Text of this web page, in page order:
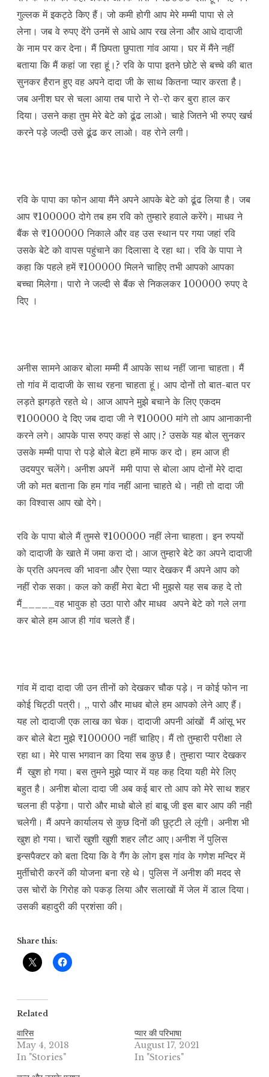
गुल्लक में इकट्ठे किए हैं। जो कमी होगी आप मेरे मम्मी पापा से ले
लेना। जब वे रुपए देंगे उनमें से आधे आप रख लेना और आधे दादाजी
के नाम पर कर देना। मैं छिपता छुपाता गांव आया। घर में मैंने नहीं
बताया कि मैं कहां जा रहा हूं।? रवि के पापा इतने छोटे से बच्चे की बात
सुनकर हैरान हुए वह अपने दादा जी के साथ कितना प्यार करता है।
जब अनीश घर से चला आया तब पारो ने रो-रो कर बुरा हाल कर
दिया। उसने कहा तुम मेरे बेटे को ढूंढ लाओ। चाहे जितने भी रुपए खर्च
करने पड़े जल्दी उसे ढूंढ कर लाओ। वह रोने लगी।
रवि के पापा का फोन आया मैंने अपने आपके बेटे को ढूंढ लिया है। जब
आप ₹100000 दोगे तब हम रवि को तुम्हारे हवाले करेंगे। माधव ने
बैंक से ₹100000 निकाले और वह उस स्थान पर गया जहां रवि
उसके बेटे को वापस पहुंचाने का दिलासा दे रहा था। रवि के पापा ने
कहा कि पहले हमें ₹100000 मिलने चाहिए तभी आपको आपका
बच्चा मिलेगा। पारो ने जल्दी से बैंक से निकलकर 100000 रुपए दे
दिए ।
अनीस सामने आकर बोला मम्मी मैं आपके साथ नहीं जाना चाहता। मैं
तो गांव में दादाजी के साथ रहना चाहता हूं। आप दोनों तो बात-बात पर
लड़ते झगड़ते रहते थे। आज आपने मुझे बचाने के लिए एकदम
₹100000 दे दिए जब दादा जी ने ₹10000 मांगे तो आप आनाकानी
करने लगे। आपके पास रुपए कहां से आए।? उसके यह बोल सुनकर
उसके मम्मी पापा रो पड़े बोले बेटा हमें माफ कर दो। हम आज ही
उदयपुर चलेंगे। अनीश अपनें ममी पापा से बोला आप दोनों मेरे दादा
जी को मत बताना कि हम गांव नहीं आना चाहते थे। नही तो दादा जी
का विश्वास आप खो देगे।
रवि के पापा बोले मैं तुमसे ₹100000 नहीं लेना चाहता। इन रुपयों
को दादाजी के खाते में जमा करा दो। आज तुम्हारे बेटे का अपने दादाजी
के प्रति अपनत्व की भावना और ऐसा प्यार देखकर मैं अपने आप को
नहीं रोक सका। कल को कहीं मेरा बेटा भी मुझसे यह सब कह दे तो
मैं_____वह भावुक हो उठा पारो और माधव अपने बेटे को गले लगा
कर बोले हम आज ही गांव चलते हैं।
गांव में दादा दादा जी उन तीनों को देखकर चौक पड़े। न कोई फोन ना
कोई चिट्ठी पत्री। ,, पारो और माधव बोले हम आपको लेने आए हैं।
यह लो दादाजी एक लाख का चेक। दादाजी अपनी आंखों मैं आंसू भर
कर बोले बेटा मुझे ₹100000 नहीं चाहिए। मैं तो तुम्हारी परीक्षा ले
रहा था। मेरे पास भगवान का दिया सब कुछ है। तुम्हारा प्यार देखकर
मैं खुश हो गया। बस तुमने मुझे प्यार में यह कह दिया यही मेरे लिए
बहुत है। अनीश बोला दादा जी अब कई बार तो आप को मेरे साथ शहर
चलना ही पड़ेगा। पारो और माधो बोले हां बाबू जी इस बार आप की नही
चलेगी। मैं अपने कार्यालय से कुछ दिनों की छुट्टी ले लूंगी। अनीश भी
खुश हो गया। चारों खुशी खुशी शहर लौट आए।अनीश नें पुलिस
इन्सपैक्टर को बता दिया कि वे गैंग के लोग इस गांव के गणेश मन्दिर में
मुर्तीचोरी करनें की योजना बना रहे थे। पुलिस नें अनीश की मदद से
उस चोरों के गिरोह को पकड़ लिया और सलाखों में जेल में डाल दिया।
उसकी बहादुरी की प्रशंसा की।
Share this:
Related
वारिस
May 4, 2018
In "Stories"
प्यार की परिभाषा
August 17, 2021
In "Stories"